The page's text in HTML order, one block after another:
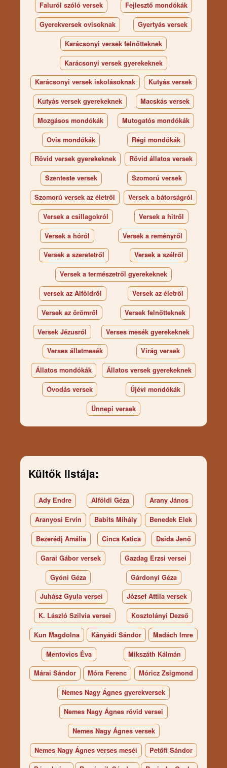
Faluról szóló versek Fejlesztő mondókák
Gyerekversek ovisoknak Gyertyás versek
Karácsonyi versek felnőtteknek
Karácsonyi versek gyerekeknek
Karácsonyi versek iskolásoknak Kutyás versek
Kutyás versek gyerekeknek Macskás versek
Mozgásos mondókák Mutogatós mondókák
Ovis mondókák Régi mondókák
Rövid versek gyerekeknek Rövid állatos versek
Szenteste versek Szomorú versek
Szomorú versek az életről Versek a bátorságról
Versek a csillagokról Versek a hitről
Versek a hóról Versek a reményről
Versek a szeretetről Versek a szélről
Versek a természetről gyerekeknek
versek az Alföldről Versek az életről
Versek az örömről Versek felnőtteknek
Versek Jézusról Verses mesék gyerekeknek
Verses állatmesék Virág versek
Állatos mondókák Állatos versek gyerekeknek
Óvodás versek Újévi mondókák
Ünnepi versek
Kültők listája:
Ady Endre Alföldi Géza Arany János
Aranyosi Ervin Babits Mihály Benedek Elek
Bezerédj Amália Cinca Katica Dsida Jenő
Garai Gábor versek Gazdag Erzsi versei
Gyóni Géza Gárdonyi Géza
Juhász Gyula versei József Attila versek
K. László Szilvia versei Kosztolányi Dezső
Kun Magdolna Kányádi Sándor Madách Imre
Mentovics Éva Mikszáth Kálmán
Márai Sándor Móra Ferenc Móricz Zsigmond
Nemes Nagy Ágnes gyerekversek
Nemes Nagy Ágnes rövid versei
Nemes Nagy Ágnes versek
Nemes Nagy Ágnes verses meséi Petőfi Sándor